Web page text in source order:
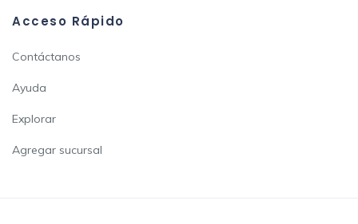
Acceso Rápido
Contáctanos
Ayuda
Explorar
Agregar sucursal